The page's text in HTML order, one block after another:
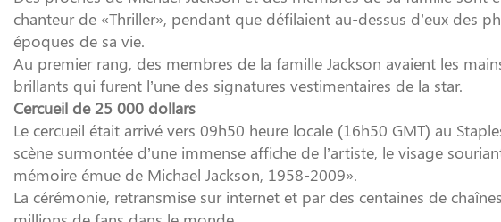
chanteur de «Thriller», pendant que défilaient au-dessus d’eux des
époques de sa vie.
Au premier rang, des membres de la famille Jackson avaient les
brillants qui furent l’une des signatures vestimentaires de la star.
Cercueil de 25 000 dollars
Le cercueil était arrivé vers 09h50 heure locale (16h50 GMT) au
scène surmontée d’une immense affiche de l’artiste, le visage
mémoire émue de Michael Jackson, 1958-2009».
La cérémonie, retransmise sur internet et par des centaines de